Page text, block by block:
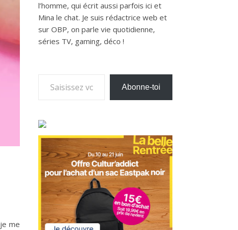
me
l’homme, qui écrit aussi parfois ici et
Mina le chat. Je suis rédactrice web et
sur OBP, on parle vie quotidienne,
séries TV, gaming, déco !
Saisissez votre adresse e-mail…
Abonne-toi